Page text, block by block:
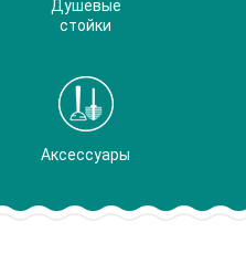
Душевые
стойки
Аксессуары